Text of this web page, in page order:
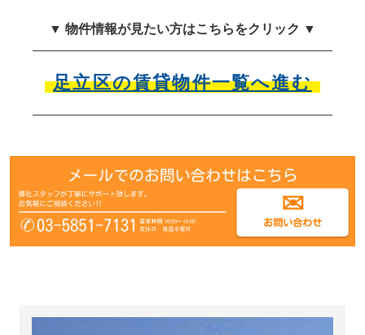
▼ 物件情報が見たい方はこちらをクリック ▼
足立区の賃貸物件一覧へ進む